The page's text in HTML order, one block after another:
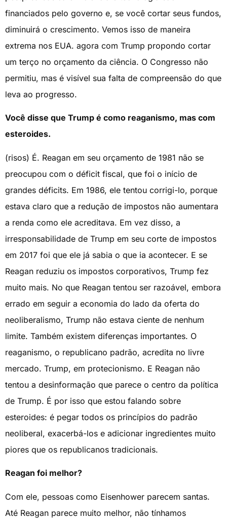
financiados pelo governo e, se você cortar seus fundos,
diminuirá o crescimento. Vemos isso de maneira
extrema nos EUA. agora com Trump propondo cortar
um terço no orçamento da ciência. O Congresso não
permitiu, mas é visível sua falta de compreensão do que
leva ao progresso.
Você disse que Trump é como reaganismo, mas com
esteroides.
(risos) É. Reagan em seu orçamento de 1981 não se
preocupou com o déficit fiscal, que foi o início de
grandes déficits. Em 1986, ele tentou corrigi-lo, porque
estava claro que a redução de impostos não aumentara
a renda como ele acreditava. Em vez disso, a
irresponsabilidade de Trump em seu corte de impostos
em 2017 foi que ele já sabia o que ia acontecer. E se
Reagan reduziu os impostos corporativos, Trump fez
muito mais. No que Reagan tentou ser razoável, embora
errado em seguir a economia do lado da oferta do
neoliberalismo, Trump não estava ciente de nenhum
limite. Também existem diferenças importantes. O
reaganismo, o republicano padrão, acredita no livre
mercado. Trump, em protecionismo. E Reagan não
tentou a desinformação que parece o centro da política
de Trump. É por isso que estou falando sobre
esteroides: é pegar todos os princípios do padrão
neoliberal, exacerbá-los e adicionar ingredientes muito
piores que os republicanos tradicionais.
Reagan foi melhor?
Com ele, pessoas como Eisenhower parecem santas.
Até Reagan parece muito melhor, não tínhamos